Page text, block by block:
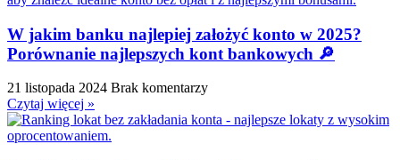
W jakim banku najlepiej założyć konto w 2025?
Porównanie najlepszych kont bankowych 🔎
21 listopada 2024 Brak komentarzy
Czytaj więcej »